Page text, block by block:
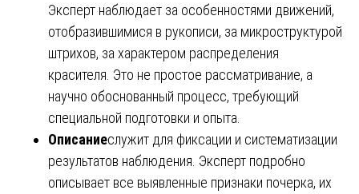
Эксперт наблюдает за особенностями движений,
отобразившимися в рукописи, за микроструктурой
штрихов, за характером распределения
красителя. Это не простое рассматривание, а
научно обоснованный процесс, требующий
специальной подготовки и опыта.
Описаниеслужит для фиксации и систематизации
результатов наблюдения. Эксперт подробно
описывает все выявленные признаки почерка, их